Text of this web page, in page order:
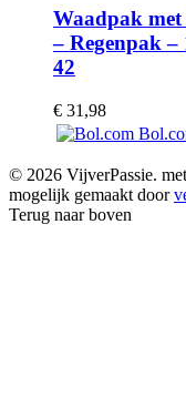
Waadpak
– Regenpak
42
€ 31,98
© 2026 VijverPassie.
mogelijk gemaakt door
Terug naar boven